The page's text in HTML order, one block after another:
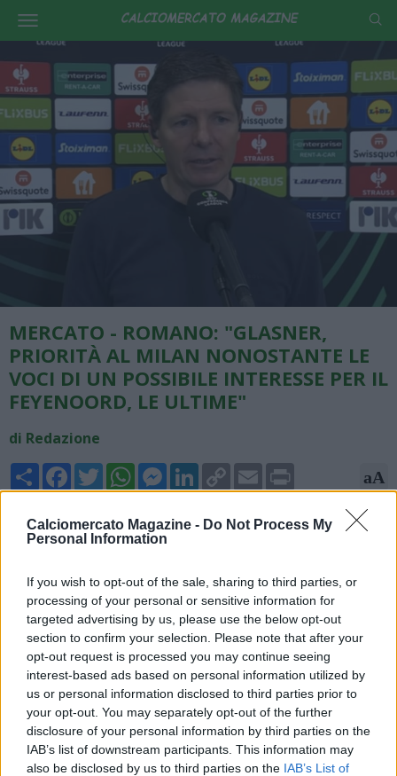
Calciomercato Magazine - Do Not Process My
Personal Information
If you wish to opt-out of the sale, sharing to third parties, or
processing of your personal or sensitive information for
targeted advertising by us, please use the below opt-out
section to confirm your selection. Please note that after your
opt-out request is processed you may continue seeing
interest-based ads based on personal information utilized by
us or personal information disclosed to third parties prior to
your opt-out. You may separately opt-out of the further
disclosure of your personal information by third parties on the
IAB’s list of downstream participants. This information may
also be disclosed by us to third parties on the IAB’s List of
MERCATO - ROMANO: "GLASNER,
PRIORITÀ AL MILAN NONOSTANTE LE
VOCI DI UN POSSIBILE INTERESSE PER IL
FEYENOORD, LE ULTIME"
di Redazione
Share FacebookTwitterWhatsAppMessengerLinkedInCopy
Link
Email aA
08/06/2026 - 15:28
Glasner dà la priorità al Milan. Come rivelato, intende
attendere la decisione del Milan dopo l'incontro di sei ore con
il club la scorsa settimana".